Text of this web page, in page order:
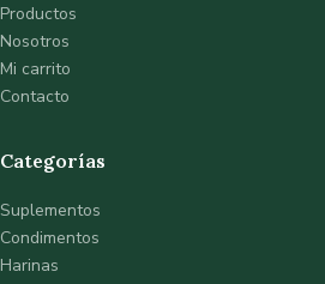
Productos
Nosotros
Mi carrito
Contacto
Categorías
Suplementos
Condimentos
Harinas